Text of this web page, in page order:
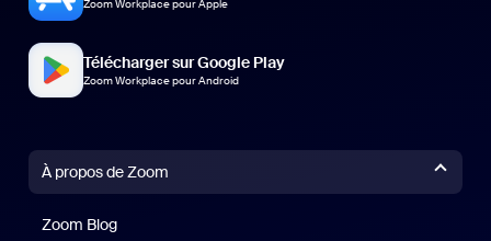
Zoom Workplace pour Apple
Télécharger sur Google Play
Zoom Workplace pour Android
À propos de Zoom
Zoom Blog